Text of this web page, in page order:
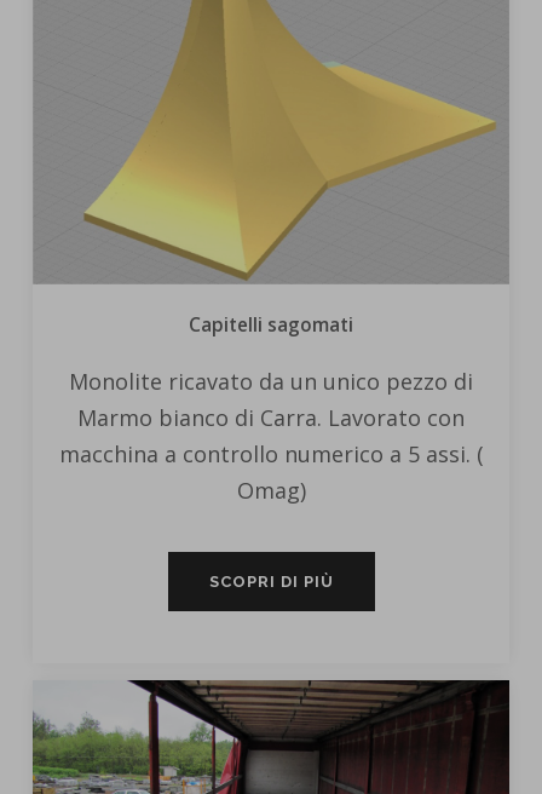
Capitelli sagomati
Monolite ricavato da un unico pezzo di
Marmo bianco di Carra. Lavorato con
macchina a controllo numerico a 5 assi. (
Omag)
SCOPRI DI PIÙ